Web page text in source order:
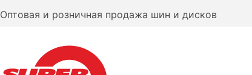
Оптовая и розничная продажа шин и дисков